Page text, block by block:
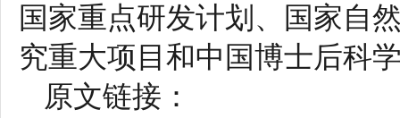
国家重点研发计划、国家自
究重大项目和中国博士后科
原文链接：